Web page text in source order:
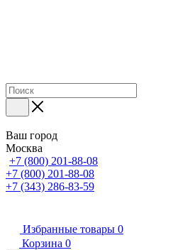
Ваш город
Москва
+7 (800) 201-88-08
+7 (800) 201-88-08
+7 (343) 286-83-59
Избранные товары 0
Корзина 0